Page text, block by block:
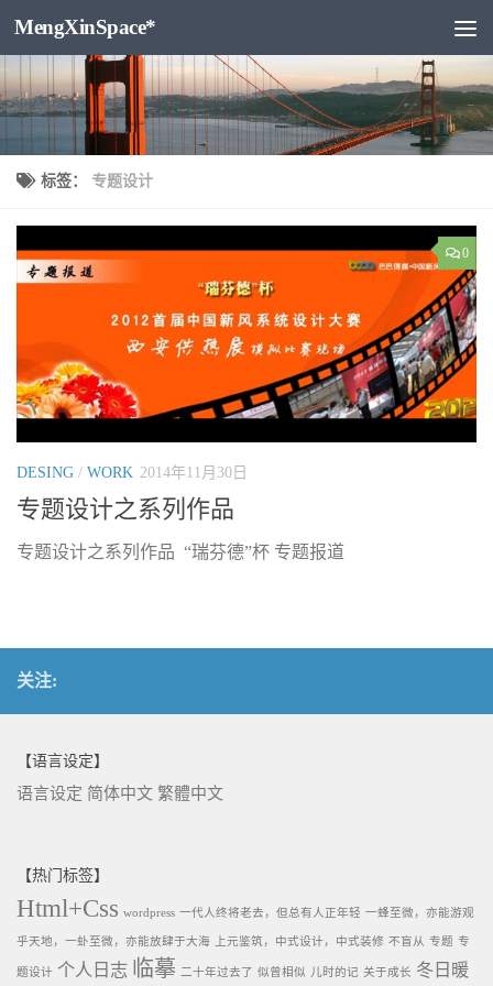
跳至内容
MengXinSpace*
标签： 专题设计
0
DESING / WORK 2014年11月30日
专题设计之系列作品
专题设计之系列作品 “瑞芬德”杯 专题报道
关注:
【语言设定】
语言设定 简体中文 繁體中文
【热门标签】
Html+Css wordpress 一代人终将老去，但总有人正年轻 一蜂至微，亦能游观
乎天地，一虲至微，亦能放肆于大海 上元鉴筑，中式设计，中式装修 不盲从 专题 专
题设计 个人日志 临摹 二十年过去了 似曾相似 儿时的记 关于成长 冬日暖